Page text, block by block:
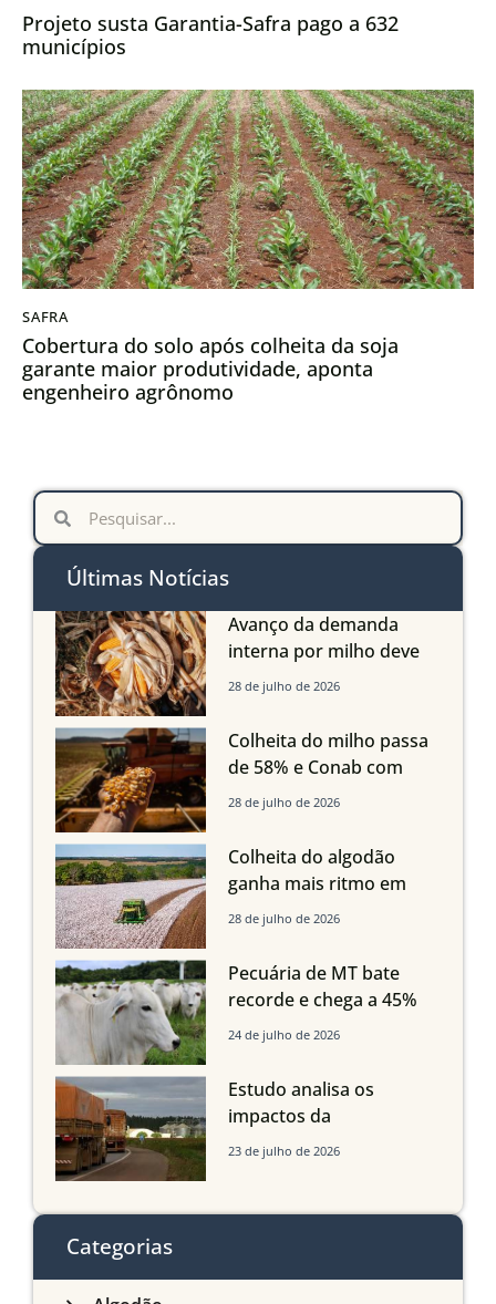
Projeto susta Garantia-Safra pago a 632
municípios
SAFRA
Cobertura do solo após colheita da soja
garante maior produtividade, aponta
engenheiro agrônomo
Últimas Notícias
Avanço da demanda
interna por milho deve
compensar aumento da
em Mato Grosso, aponta
Imea
28 de julho de 2026
Colheita do milho passa
de 58% e Conab com
boas produtividades em
quedas em Tocantins,
Maranhão e Piauí
28 de julho de 2026
Colheita do algodão
ganha mais ritmo em
Mato Grosso, Mato
Maranhão
28 de julho de 2026
Pecuária de MT bate
recorde e chega a 45%
dos bovinos abatidos
24 de julho de 2026
Estudo analisa os
impactos da
infraestrutura logística
do Sul
23 de julho de 2026
Categorias